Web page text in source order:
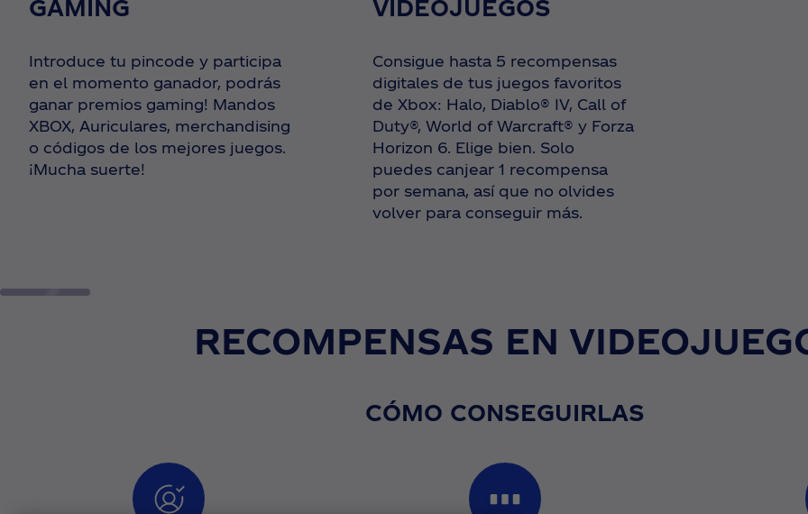
GAMING
Introduce tu pincode y participa
en el momento ganador, podrás
ganar premios gaming! Mandos
XBOX, Auriculares, merchandising
o códigos de los mejores juegos.
¡Mucha suerte!
VIDEOJUEGOS
Consigue hasta 5 recompensas
digitales de tus juegos favoritos
de Xbox: Halo, Diablo® IV, Call of
Duty®, World of Warcraft® y Forza
Horizon 6. Elige bien. Solo
puedes canjear 1 recompensa
por semana, así que no olvides
volver para conseguir más.
RECOMPENSAS EN
CÓMO CONSEGUIRLAS